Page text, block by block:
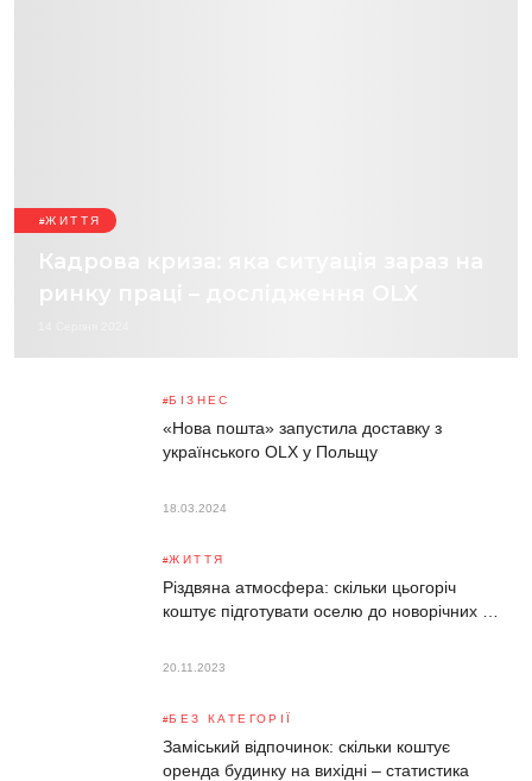
ЖИТТЯ
Кадрова криза: яка ситуація зараз на
ринку праці – дослідження OLX
БІЗНЕС
«Нова пошта» запустила доставку з
українського OLX у Польщу
18.03.2024
ЖИТТЯ
Різдвяна атмосфера: скільки цьогоріч
коштує підготувати оселю до новорічних …
20.11.2023
БЕЗ КАТЕГОРІЇ
Заміський відпочинок: скільки коштує
оренда будинку на вихідні – статистика